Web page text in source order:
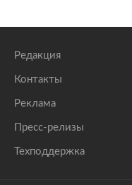
Редакция
Контакты
Реклама
Пресс-релизы
Техподдержка